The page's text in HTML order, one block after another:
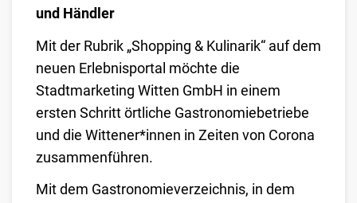
und Händler
Mit der Rubrik „Shopping & Kulinarik“ auf dem
neuen Erlebnisportal möchte die
Stadtmarketing Witten GmbH in einem
ersten Schritt örtliche Gastronomiebetriebe
und die Wittener*innen in Zeiten von Corona
zusammenführen.
Mit dem Gastronomieverzeichnis, in dem